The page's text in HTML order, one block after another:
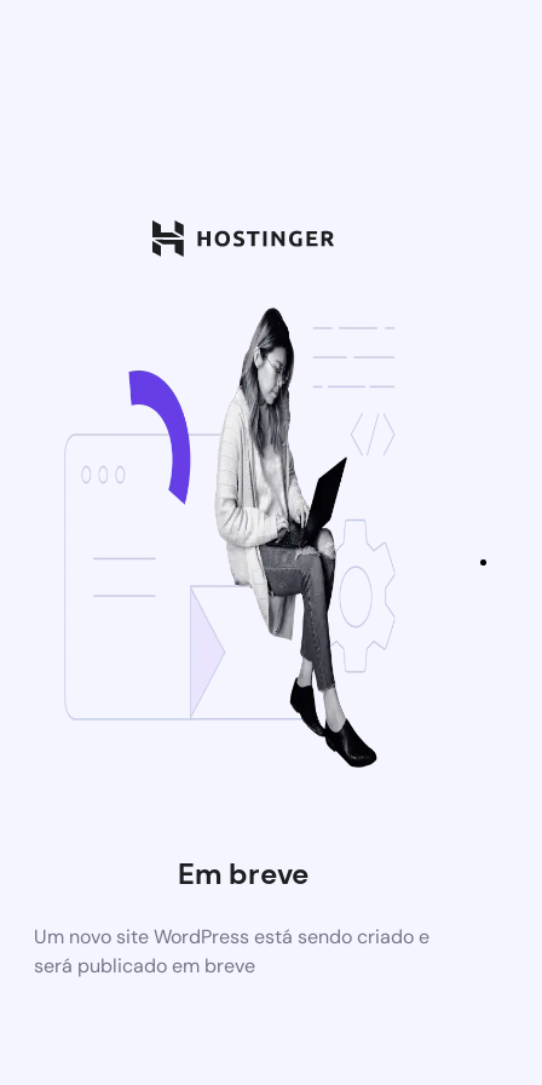
Em breve
Um novo site WordPress está sendo criado e
será publicado em breve